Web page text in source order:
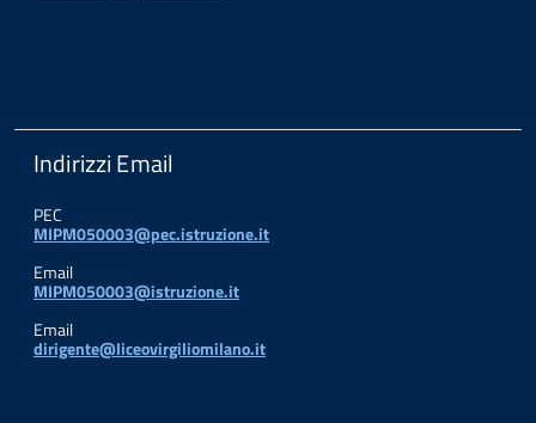
Indirizzi Email
PEC
MIPM050003@pec.istruzione.it
Email
MIPM050003@istruzione.it
Email
dirigente@liceovirgiliomilano.it